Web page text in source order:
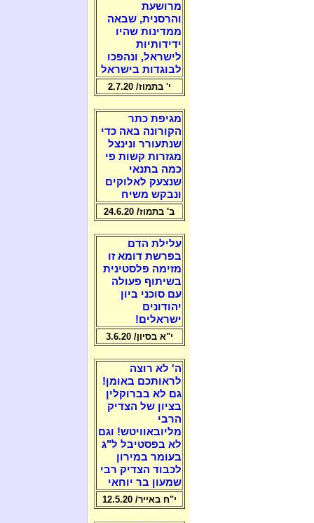
מרושעת
והרסנית, שבאה
ממדינות שהיו
ידידותיות
לישראל, ונהפכו
לבוגדות בישראל
י' בתמוז/ 2.7.20
מגיפת כתר
הקורונה באה כדי
שנתעורר ונינצל
מגזרות קשות פי
כמה בתנאי
שנצעק לאלוקים
ונבקש משיח
ב' בתמוז/ 24.6.20
עלילת הדם
בפרשת דומא זו
מזימה פלסטינית
בשיתוף פעולה
עם סוכני ביון
יהודונים
ישראלים!
י"א בסיון/ 3.6.20
ה' לא רוצה
לראותכם באומן!
גם לא בברוקלין
בציון של הצדיק
הרבי
מליובאוויטש! וגם
לא בפסטיבל ל"ג
בעומר במירון
לכבוד הצדיק רבי
שמעון בר יוחאי
י"ח באייר/ 12.5.20